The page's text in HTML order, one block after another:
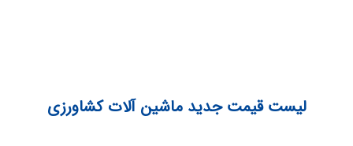
لیست قیمت جدید ماشین آلات کشاورزی